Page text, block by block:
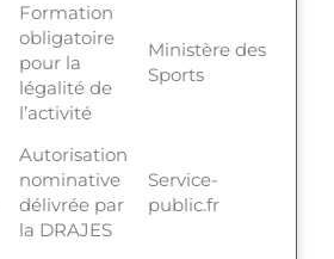
Formation
obligatoire
pour la
légalité de
l’activité
Ministère des
Sports
Autorisation
nominative
délivrée par
la DRAJES
Service-
public.fr